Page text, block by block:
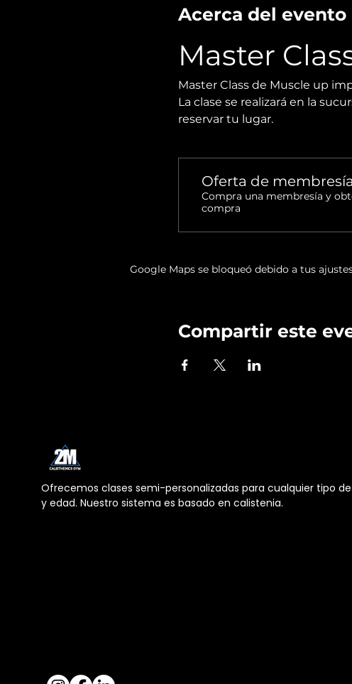
Acerca del evento
Master
Master Class de Muscle up
La clase se realizará en la
reservar tu lugar.
Oferta de membresía
Compra una membresía y
compra
Google Maps se bloqueó debido a tus
Compartir este
Ofrecemos clases semi-personalizadas para cualquier tipo
y edad. Nuestro sistema es basado en calistenia.